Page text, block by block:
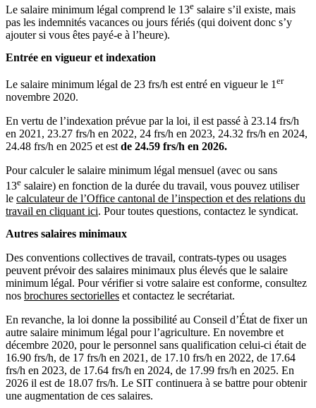
Le salaire minimum légal comprend le 13e salaire s’il existe, mais
pas les indemnités vacances ou jours fériés (qui doivent donc s’y
ajouter si vous êtes payé-e à l’heure).
Entrée en vigueur et indexation
Le salaire minimum légal de 23 frs/h est entré en vigueur le 1 er
novembre 2020.
En vertu de l’indexation prévue par la loi, il est passé à 23.14 frs/h
en 2021, 23.27 frs/h en 2022, 24 frs/h en 2023, 24.32 frs/h en 2024,
24.48 frs/h en 2025 et est de 24.59 frs/h en 2026.
Pour calculer le salaire minimum légal mensuel (avec ou sans
13e salaire) en fonction de la durée du travail, vous pouvez utiliser
le calculateur de l’Office cantonal de l’inspection et des relations du
travail en cliquant ici. Pour toutes questions, contactez le syndicat.
Autres salaires minimaux
Des conventions collectives de travail, contrats-types ou usages
peuvent prévoir des salaires minimaux plus élevés que le salaire
minimum légal. Pour vérifier si votre salaire est conforme, consultez
nos brochures sectorielles et contactez le secrétariat.
En revanche, la loi donne la possibilité au Conseil d’État de fixer un
autre salaire minimum légal pour l’agriculture. En novembre et
décembre 2020, pour le personnel sans qualification celui-ci était de
16.90 frs/h, de 17 frs/h en 2021, de 17.10 frs/h en 2022, de 17.64
frs/h en 2023, de 17.64 frs/h en 2024, de 17.99 frs/h en 2025. En
2026 il est de 18.07 frs/h. Le SIT continuera à se battre pour obtenir
une augmentation de ces salaires.